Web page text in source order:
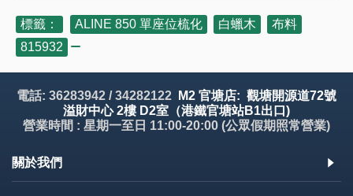
標籤： ALINE 850 單座位梳化 白蠟木 布料
815932
電話: 36283942 / 34282122
M2 官塘店: 觀塘開源道72號
溢財中心 2樓 D2室（港鐵官塘站B1出口)
營業時間 : 星期一至日 11:00-20:00 (公眾假期照常營業)
關於我們